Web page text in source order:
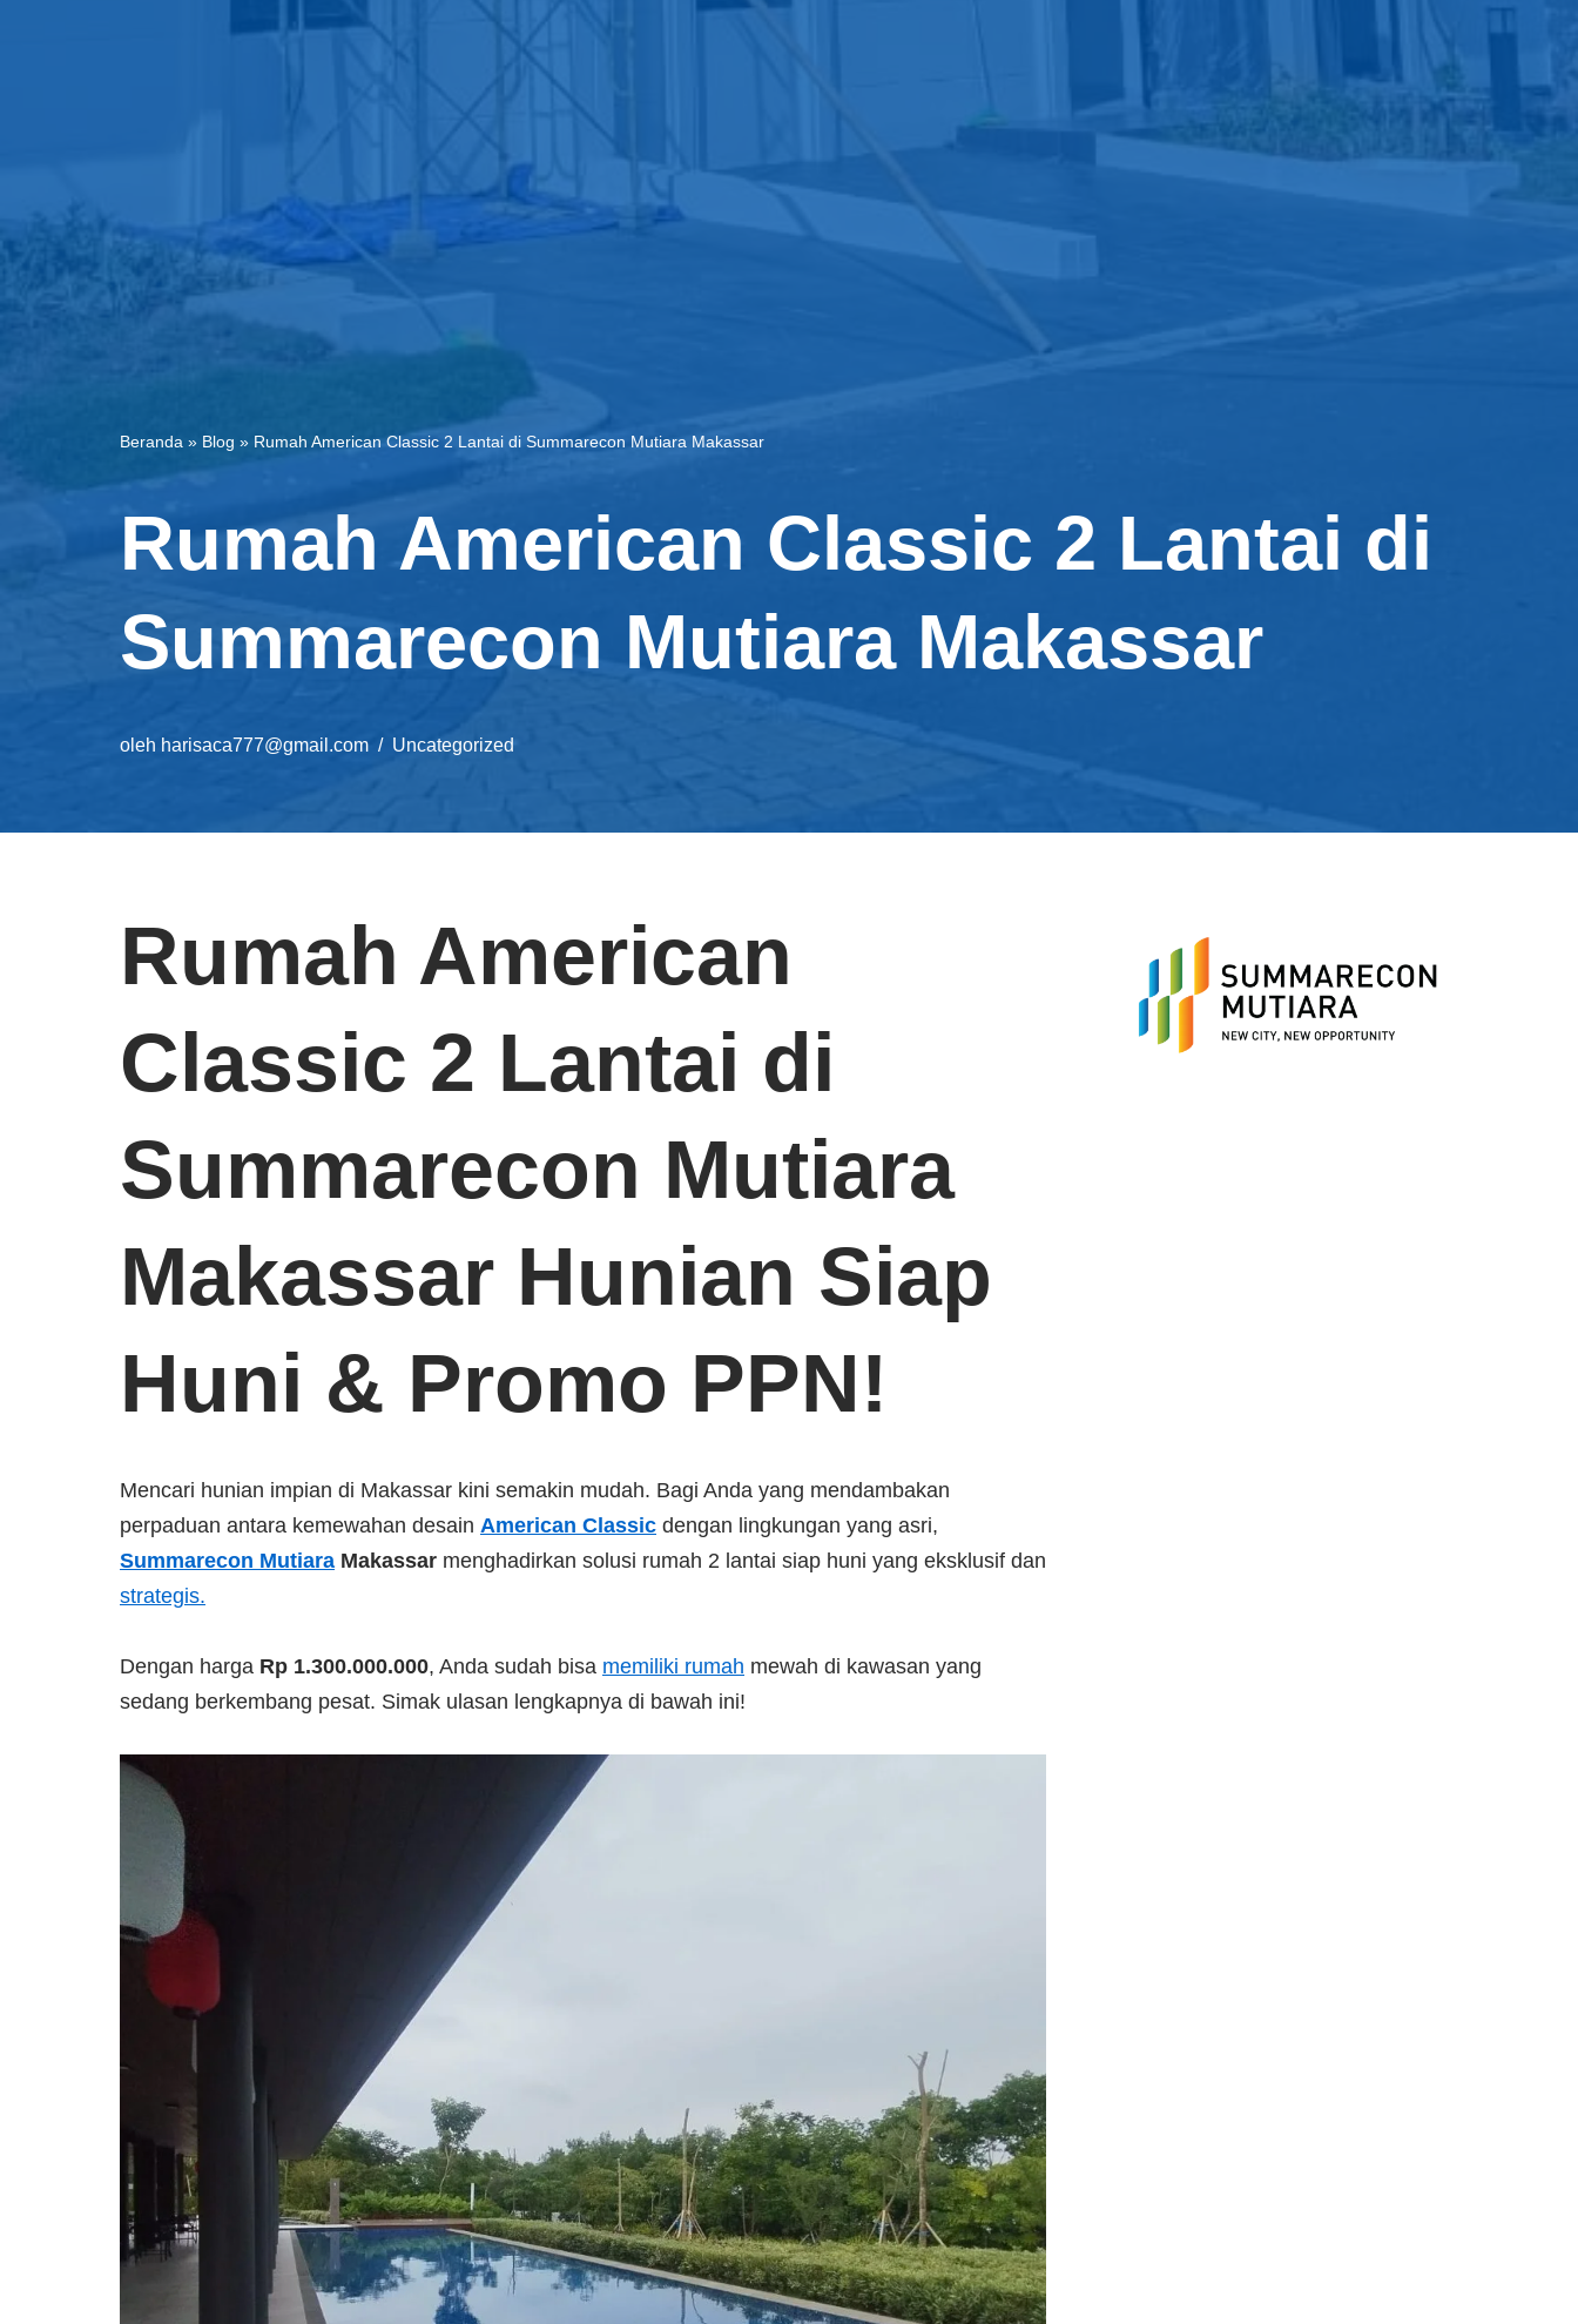
Beranda » Blog » Rumah American Classic 2 Lantai di Summarecon Mutiara Makassar
Rumah American Classic 2 Lantai di
Summarecon Mutiara Makassar
oleh harisaca777@gmail.com Uncategorized
Rumah American
Classic 2 Lantai di
Summarecon Mutiara
Makassar Hunian Siap
Huni & Promo PPN!
Mencari hunian impian di Makassar kini semakin mudah. Bagi Anda yang mendambakan
perpaduan antara kemewahan desain American Classic dengan lingkungan yang asri,
Summarecon Mutiara Makassar menghadirkan solusi rumah 2 lantai siap huni yang eksklusif dan
strategis.
Dengan harga Rp 1.300.000.000, Anda sudah bisa memiliki rumah mewah di kawasan yang
sedang berkembang pesat. Simak ulasan lengkapnya di bawah ini!